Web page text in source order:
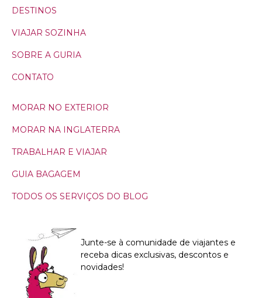
DESTINOS
VIAJAR SOZINHA
SOBRE A GURIA
CONTATO
MORAR NO EXTERIOR
MORAR NA INGLATERRA
TRABALHAR E VIAJAR
GUIA BAGAGEM
TODOS OS SERVIÇOS DO BLOG
Junte-se à comunidade de viajantes e
receba dicas exclusivas, descontos e
novidades!